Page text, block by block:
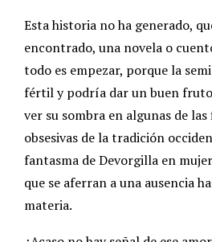
Esta historia no ha generado,
encontrado, una novela o
todo es empezar, porque la
fértil y podría dar un buen
ver su sombra en algunas de
obsesivas de la tradición
fantasma de Devorgilla en
que se aferran a una ausencia
materia.